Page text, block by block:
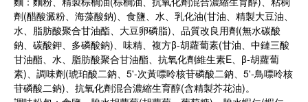
劑(醋酸澱粉、海藻酸鈉)、食鹽、水、乳化油(甘油、精製大豆油、
水、脂肪酸聚合甘油酯、大豆卵磷脂)、品質改良用劑(無水碳酸
鈉、碳酸鉀、多磷酸鈉)、味精、複方β-胡蘿蔔素(甘油、中鏈三酸
甘油酯、水、脂肪酸聚合甘油酯、抗氧化劑維生素E、β-胡蘿蔔
素)、調味劑(琥珀酸二鈉、5'-次黃嘌呤核苷磷酸二鈉、5'-鳥嘌呤核
苷磷酸二鈉)、抗氧化劑混合濃縮生育醇(含精製芥花油)。